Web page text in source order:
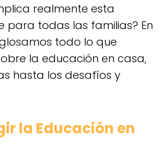
realmente esta
para todas las familias? En
todo lo que
la educación en casa,
hasta los desafíos y
la Educación en